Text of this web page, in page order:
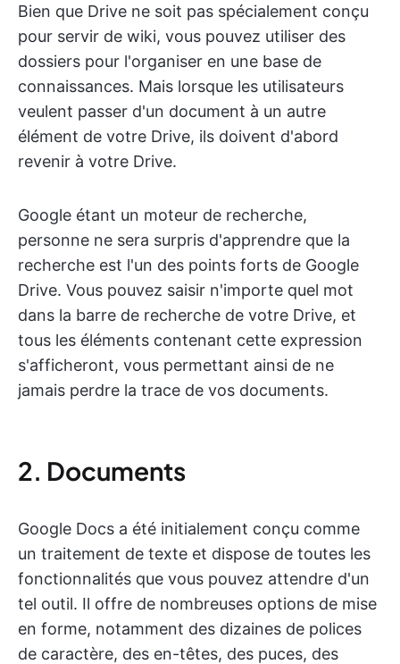
Bien que Drive ne soit pas spécialement conçu
pour servir de wiki, vous pouvez utiliser des
dossiers pour l'organiser en une base de
connaissances. Mais lorsque les utilisateurs
veulent passer d'un document à un autre
élément de votre Drive, ils doivent d'abord
revenir à votre Drive.
Google étant un moteur de recherche,
personne ne sera surpris d'apprendre que la
recherche est l'un des points forts de Google
Drive. Vous pouvez saisir n'importe quel mot
dans la barre de recherche de votre Drive, et
tous les éléments contenant cette expression
s'afficheront, vous permettant ainsi de ne
jamais perdre la trace de vos documents.
2. Documents
Google Docs a été initialement conçu comme
un traitement de texte et dispose de toutes les
fonctionnalités que vous pouvez attendre d'un
tel outil. Il offre de nombreuses options de mise
en forme, notamment des dizaines de polices
de caractère, des en-têtes, des puces, des